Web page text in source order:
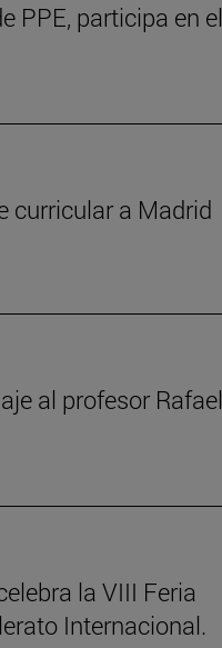
PPE, participa en el
curricular a Madrid
al profesor Rafael
la VIII Feria
Internacional.